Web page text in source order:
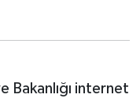
Bakanlığı internet